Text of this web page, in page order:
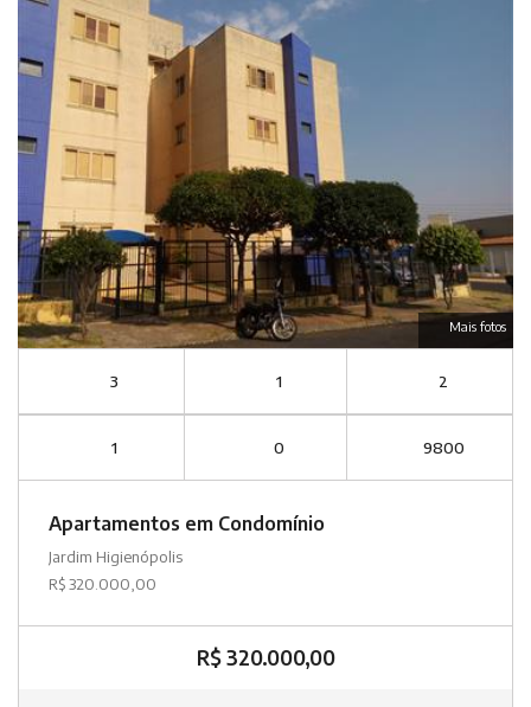
Mais fotos
3 1 2
1 0 9800
Apartamentos em Condomínio
Jardim Higienópolis
R$ 320.000,00
R$ 320.000,00